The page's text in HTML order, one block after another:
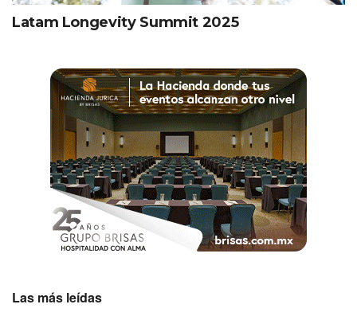
Una publicación compartida por SIAR México (@siarmx)
1a vez en el SIAR de Seiko, Gerald Charles, marca fundada
productor sueco de cajas custom inspiradas en alta
Latam Longevity Summit 2025
Las más leídas